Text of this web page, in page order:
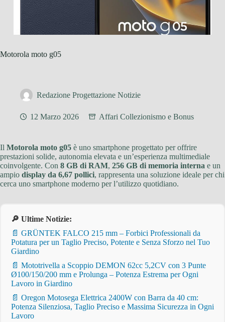
Motorola moto g05
Redazione Progettazione Notizie
12 Marzo 2026 Affari Collezionismo e Bonus
Il Motorola moto g05 è uno smartphone progettato per offrire
prestazioni solide, autonomia elevata e un’esperienza multimediale
coinvolgente. Con 8 GB di RAM, 256 GB di memoria interna e un
ampio display da 6,67 pollici, rappresenta una soluzione ideale per chi
cerca uno smartphone moderno per l’utilizzo quotidiano.
🔎 Ultime Notizie:
📄 GRÜNTEK FALCO 215 mm – Forbici Professionali da
Potatura per un Taglio Preciso, Potente e Senza Sforzo nel Tuo
Giardino
📄 Mototrivella a Scoppio DEMON 62cc 5,2CV con 3 Punte
Ø100/150/200 mm e Prolunga – Potenza Estrema per Ogni
Lavoro in Giardino
📄 Oregon Motosega Elettrica 2400W con Barra da 40 cm:
Potenza Silenziosa, Taglio Preciso e Massima Sicurezza in Ogni
Lavoro